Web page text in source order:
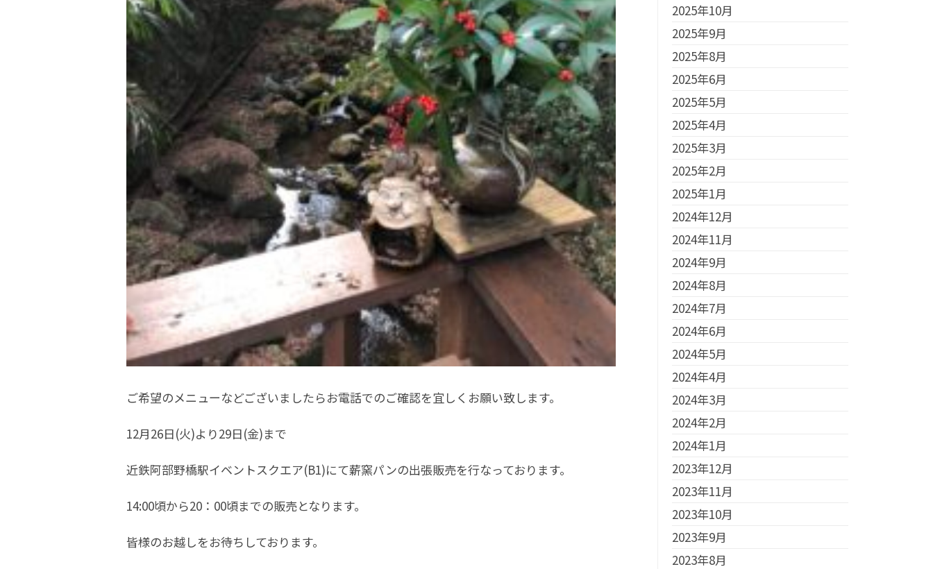
ご希望のメニューなどございましたらお電話でのご確認を宜しくお願い致します。
12月26日(火)より29日(金)まで
近鉄阿部野橋駅イベントスクエア(B1)にて薪窯パンの出張販売を行なっております。
14:00頃から20：00頃までの販売となります。
皆様のお越しをお待ちしております。
2025年10月
2025年9月
2025年8月
2025年6月
2025年5月
2025年4月
2025年3月
2025年2月
2025年1月
2024年12月
2024年11月
2024年9月
2024年8月
2024年7月
2024年6月
2024年5月
2024年4月
2024年3月
2024年2月
2024年1月
2023年12月
2023年11月
2023年10月
2023年9月
2023年8月